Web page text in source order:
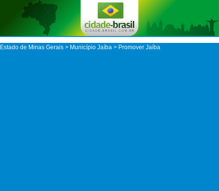
Estado de Minas Gerais > Município Jaíba > Promover Jaíba